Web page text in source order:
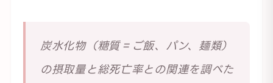
炭水化物（糖質＝ご飯、パン、麺類）
の摂取量と総死亡率との関連を調べた